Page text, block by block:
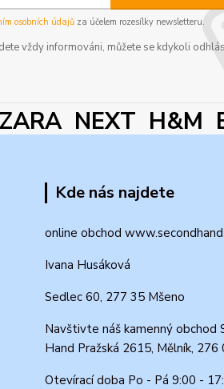
osobních údajůza účelem rozesílky newsletteru.
vždy informováni, můžete se kdykoli
NEXT H&M
Kde nás najdete
online obchod
Ivana Husáková
Sedlec 60, 277 35 Mšeno
Navštivte náš kamenný obchod
Hand Pražská 2615, Mělník, 276
Otevírací doba Po - Pá 9:00 -